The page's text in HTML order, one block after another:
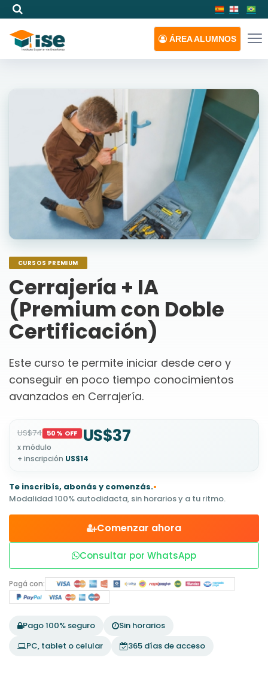
ÁREAALUMNOS
CURSOS PREMIUM
Cerrajería + IA
(Premium con Doble
Certificación)
Este curso te permite iniciar desde cero y
conseguir en poco tiempo conocimientos
avanzados en Cerrajería.
US$74 50% OFF US$37
x módulo
+ inscripción US$14
Te inscribís, abonás y comenzás.•
Modalidad 100% autodidacta, sin horarios y a tu ritmo.
Comenzar ahora
Consultar por WhatsApp
Pagá con:
Pago 100% seguro
Sin horarios
PC, tablet o celular
365 días de acceso